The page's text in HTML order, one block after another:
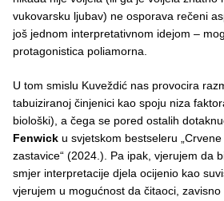
vukovarsku ljubav) ne osporava rečeni
još jednom interpretativnom idejom –
protagonistica poliamorna.
U tom smislu Kuveždić nas provocira
tabuiziranoj činjenici kao spoju niza
biološki), a čega se pored ostalih
Fenwick u svjetskom bestseleru
zastavice“ (2024.). Pa ipak, vjerujem da
smjer interpretacije djela ocijenio kao
vjerujem u mogućnost da čitaoci, zavisno